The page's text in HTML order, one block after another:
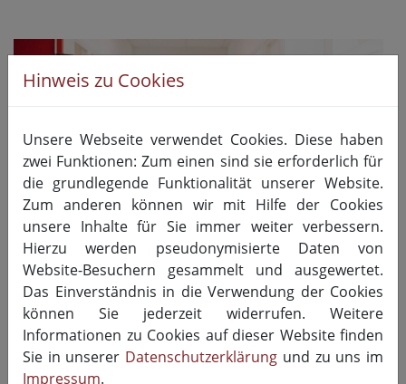
Forschungsprojekt ZwischenSprachen
Forschungsprojekt
Hinweis zu Cookies
Unsere Webseite verwendet Cookies. Diese haben
zwei Funktionen: Zum einen sind sie erforderlich für
die grundlegende Funktionalität unserer Website.
Zum anderen können wir mit Hilfe der Cookies
unsere Inhalte für Sie immer weiter verbessern.
Hierzu werden pseudonymisierte Daten von
Website-Besuchern gesammelt und ausgewertet.
Das Einverständnis in die Verwendung der Cookies
können Sie jederzeit widerrufen. Weitere
Informationen zu Cookies auf dieser Website finden
Sie in unserer Datenschutzerklärung und zu uns im
Impressum.